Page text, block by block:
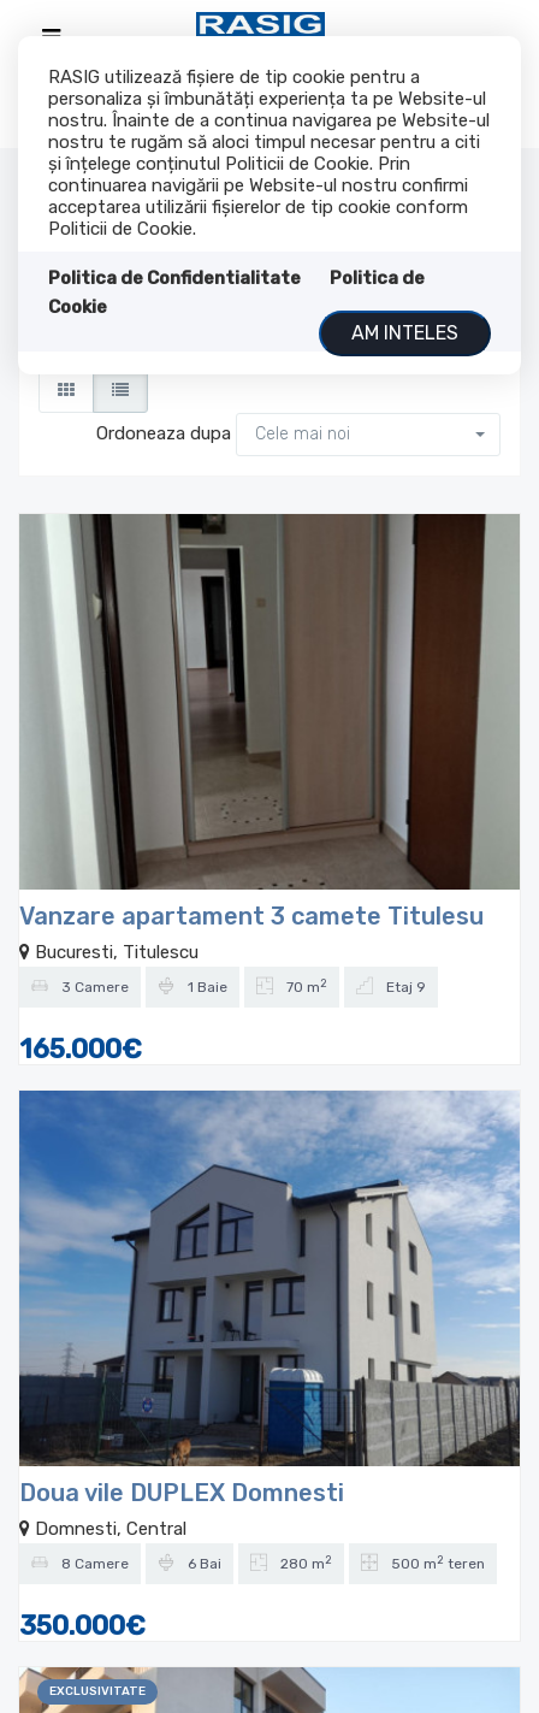
RASIG utilizează fişiere de tip cookie pentru a
personaliza și îmbunătăți experiența ta pe Website-ul
nostru. Înainte de a continua navigarea pe Website-ul
nostru te rugăm să aloci timpul necesar pentru a citi
și înțelege conținutul Politicii de Cookie. Prin
continuarea navigării pe Website-ul nostru confirmi
acceptarea utilizării fişierelor de tip cookie conform
Politicii de Cookie.
Politica de Confidentialitate
Politica de
Cookie
AM INTELES
Imobiliare de vanzare
pagina 6
Ordoneaza dupa Cele mai noi
Vanzare apartament 3 camete Titulesu
Bucuresti, Titulescu
3 Camere 1 Baie 70 m 2 Etaj 9
165.000€
Doua vile DUPLEX Domnesti
Domnesti, Central
8 Camere 6 Bai 280 m 2 500 m 2 teren
350.000€
EXCLUSIVITATE